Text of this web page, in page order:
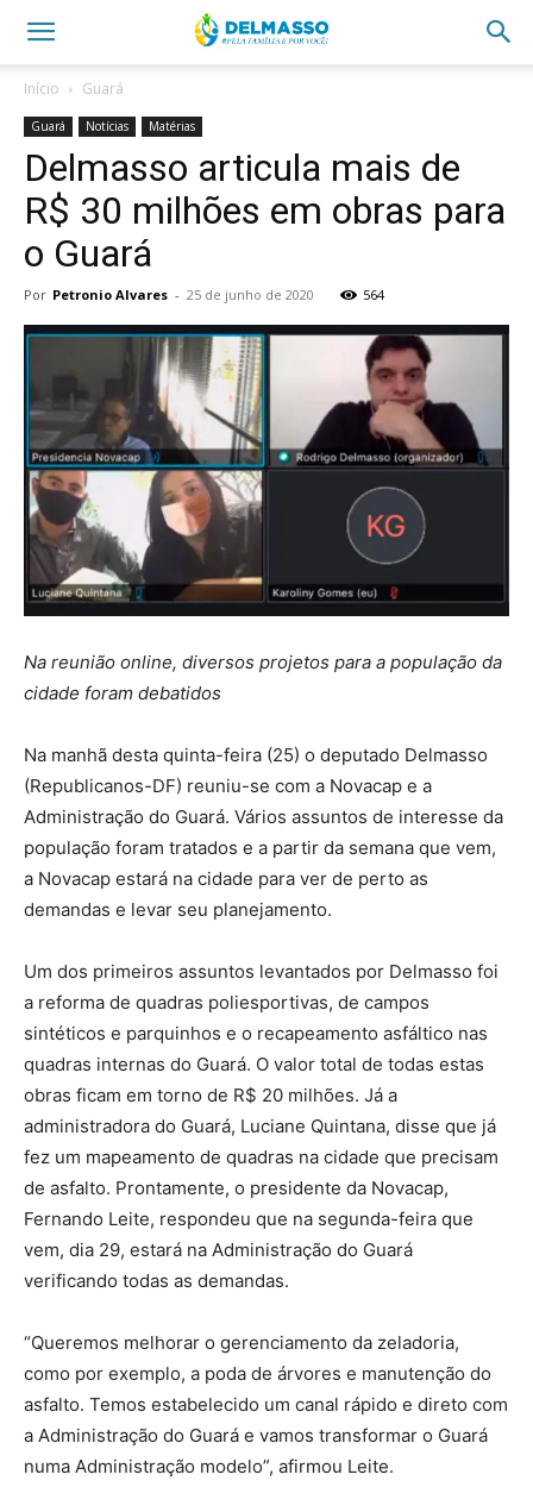
Início Guará
Guará Notícias Matérias
Delmasso articula mais de
R$ 30 milhões em obras para
o Guará
Por Petronio Alvares - 25 de junho de 2020 564
Na reunião online, diversos projetos para a população da
cidade foram debatidos
Na manhã desta quinta-feira (25) o deputado Delmasso
(Republicanos-DF) reuniu-se com a Novacap e a
Administração do Guará. Vários assuntos de interesse da
população foram tratados e a partir da semana que vem,
a Novacap estará na cidade para ver de perto as
demandas e levar seu planejamento.
Um dos primeiros assuntos levantados por Delmasso foi
a reforma de quadras poliesportivas, de campos
sintéticos e parquinhos e o recapeamento asfáltico nas
quadras internas do Guará. O valor total de todas estas
obras ficam em torno de R$ 20 milhões. Já a
administradora do Guará, Luciane Quintana, disse que já
fez um mapeamento de quadras na cidade que precisam
de asfalto. Prontamente, o presidente da Novacap,
Fernando Leite, respondeu que na segunda-feira que
vem, dia 29, estará na Administração do Guará
verificando todas as demandas.
“Queremos melhorar o gerenciamento da zeladoria,
como por exemplo, a poda de árvores e manutenção do
asfalto. Temos estabelecido um canal rápido e direto com
a Administração do Guará e vamos transformar o Guará
numa Administração modelo”, afirmou Leite.